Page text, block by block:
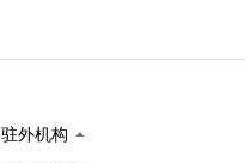
驻外机构